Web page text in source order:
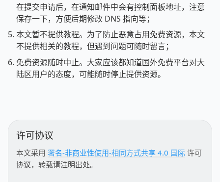
在提交申请后，在通知邮件中会有控制面板地址，注意
保存一下，方便后期修改 DNS 指向等；
本文暂不提供教程。为了防止恶意占用免费资源，本文
不提供相关的教程，但遇到问题可随时留言；
免费资源随时中止。大家应该都知道国外免费平台对大
陆区用户的态度，可能随时停止提供资源。
许可协议
本文采用 署名-非商业性使用-相同方式共享 4.0 国际 许可
协议，转载请注明出处。